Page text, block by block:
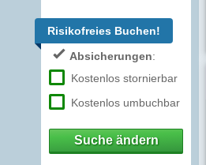
Risikofreies Buchen!
Absicherungen:
Kostenlos stornierbar
Kostenlos umbuchbar
Suche ändern